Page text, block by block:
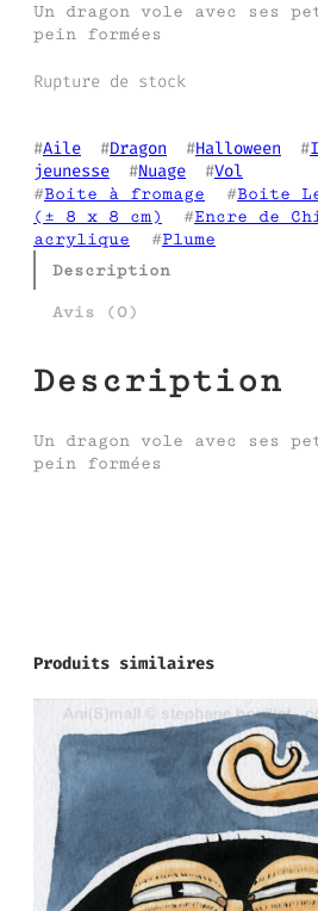
Un dragon vole avec ses
pein formées
Rupture de stock
#Aile
  #
Dragon
  #
Halloween
  #
jeunesse
  #
Nuage
  #
Vol
#Boite à fromage
  #
Boite
(± 8 x 8 cm)
  #
Encre de
acrylique
  #
Plume
Description
Avis (0)
Description
Un dragon vole avec ses
pein formées
Produits similaires